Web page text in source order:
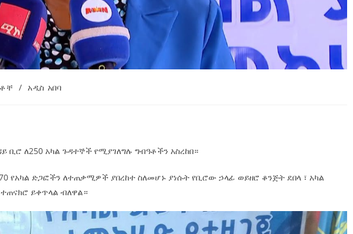
/ አዲስ አበባ
ቢሮ ለ250 አካል ጉዳተኞች የሚያገለግሉ ግብዓቶችን አስረከበ።
የአካል ድጋፎችን ለተጠቃሚዎች ያበረከተ ስለመሆኑ ያነሱት የቢሮው ኃላፊ ወይዘሮ ቆንጅት ደበላ ፣ አካል
ይቀጥላል ብለዋል።